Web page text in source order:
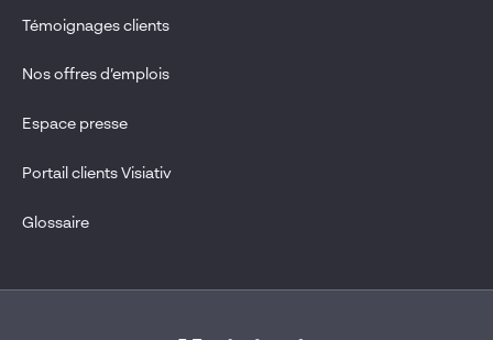
Témoignages clients
Nos offres d’emplois
Espace presse
Portail clients Visiativ
Glossaire